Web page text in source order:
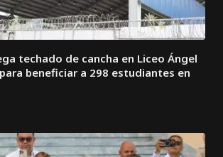
techado de cancha en Liceo Ángel
beneficiar a 298 estudiantes en